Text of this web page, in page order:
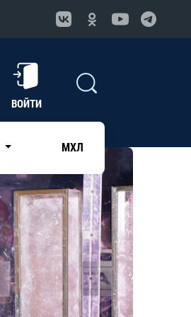
ВОЙТИ
МХЛ